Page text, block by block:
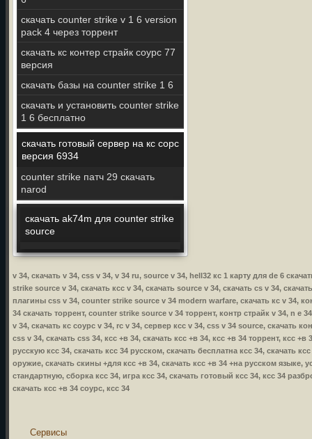
скачать counter strike v 1 6 version
pack 4 через торрент
скачать кс контер страйк соурс 77
версия
скачать базы на counter strike 1 6
скачать и установить counter strike
1 6 бесплатно
скачать готовый сервер на кс сорс
версия 6934
counter strike патч 29 скачать
narod
скачать ak74m для counter strike
source
v 34, скачать v 34, css v 34, v 34 ru, source v 34, hell32 кс 1 карту для de 6
strike source v 34, скачать ксс v 34, скачать source v 34, скачать cs v 34,
плагины css v 34, counter strike source v 34 modern warfare, скачать кс v 34,
34 скачать торрент, counter strike source v 34 торрент, контр страйк v 34, n e
v 34, скачать кс соурс v 34, rc v 34, сервер ксс v 34, css v 34 source, скачать
css v 34, скачать css 34, ксс +в 34, скачать ксс +в 34, ксс +в 34 торрент, ксс
русскую ксс 34, скачать ксс 34 русском, скачать бесплатна ксс 34, скачать
оружие, скачать скины +для ксс +в 34, скачать ксс +в 34 +на русском языке,
стандартную, сборка ксс 34, игра ксс 34, скачать готовый ксс 34, ксс 34
скачать ксс +в 34 соурс, ксс 34
Сервисы